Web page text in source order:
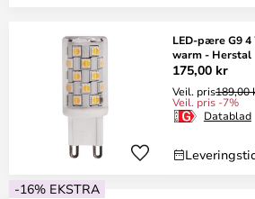
LED-pære G9
warm - Herstal
175,00 kr
Veil. pris189,00
Veil. pris -7%
Datablad
-16% EKSTRA